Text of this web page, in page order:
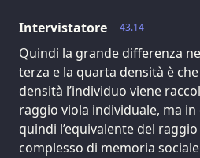
43.14
Intervistatore
Quindi la grande differenza
terza e la quarta densità è
densità l’individuo viene
raggio viola individuale, ma
quindi l’equivalente del
complesso di memoria